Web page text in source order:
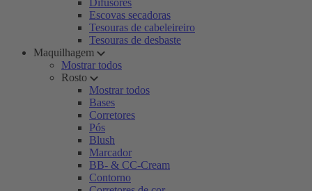
Difusores
Escovas secadoras
Tesouras de cabeleireiro
Tesouras de desbaste
Maquilhagem
Mostrar todos
Rosto
Mostrar todos
Bases
Corretores
Pós
Blush
Marcador
BB- & CC-Cream
Contorno